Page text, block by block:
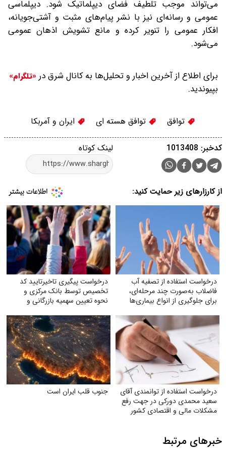
می‌تواند موجب تلطیف فضای دیپلماتیک شود. دیپلماسی
عمومی و رسانه‌ای نیز با نشر پیام‌های مثبت و آشتی‌جویانه،
افکار عمومی را تنویر کرده و مانع تشویش اذهان عمومی
می‌شود.
برای اطلاع از آخرین اخبار و تحلیل‌ها به کانال شرق در «تلگرام»
بپیوندید.
توافق توافق هسته ای ایران و آمربکا
لینک کوتاه کدخبر: 1013408
از کارزارهای زیر حمایت کنید:
درخواست استفاده از تصفیه آب
فاضلاب به‌صورت چند مرحله‌ای،
برای جلوگیری از انواع بیماری‌ها
درخواست پیگیری تاخیرتایید کد
تخصیص توسط بانک مرکزی و
نحوه تعیین سهمیه بازرگانی و
درخواست استفاده از توانمندی آقای
سعید محمدی دورکی در جهت رفع
مشکلات مالی و اقتصادی کشور
جنوب قلب ایران است
خبرهای مرتبط